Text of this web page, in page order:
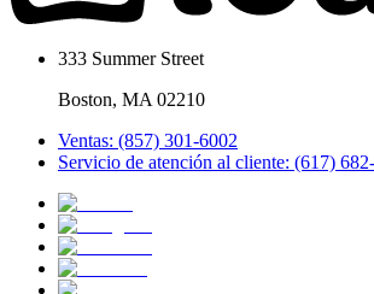
333 Summer Street
Boston, MA 02210
Ventas: (857) 301-6002
Servicio de atención al cliente: (617)